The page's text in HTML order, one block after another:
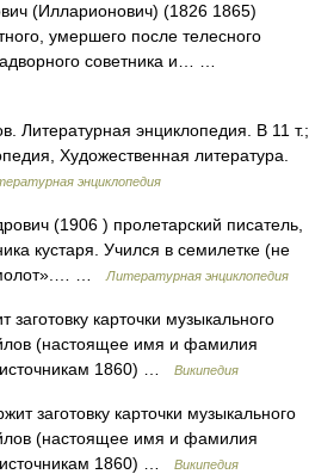
(Илларионович) (1826 1865)
умершего после телесного
советника и… …
энциклопедия. В 11 т.;
Художественная литература.
энциклопедия
(1906 ) пролетарский писатель,
кустаря. Учился в семилетке (не
молот».… …
Литературная энциклопедия
карточки музыкального
(настоящее имя и фамилия
1860) …
Википедия
заготовку карточки музыкального
(настоящее имя и фамилия
1860) …
Википедия